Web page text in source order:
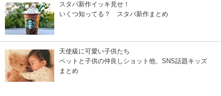
スタバ新作イッキ見せ！
いくつ知ってる？ スタバ新作まとめ
天使級に可愛い子供たち
ペットと子供の仲良しショット他、SNS話題キッズ
まとめ